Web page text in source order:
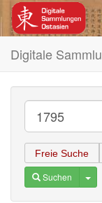
Digitale
Freie Suche
Suchen